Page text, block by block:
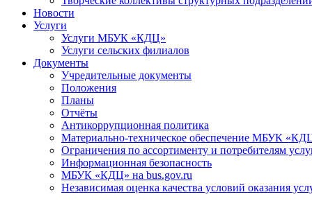
Новости
Услуги
Услуги МБУК «КДЦ»
Услуги сельских филиалов
Документы
Учредительные документы
Положения
Планы
Отчёты
Антикоррупционная политика
Материально-техническое обеспечение МБУК
Ограничения по ассортименту и потребителям
Информационная безопасность
МБУК «КДЦ» на bus.gov.ru
Независимая оценка качества условий оказания